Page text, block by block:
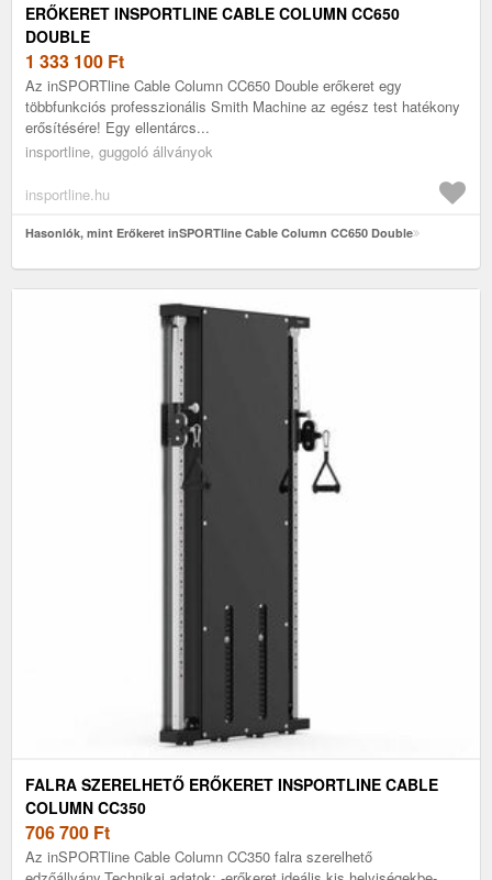
ERŐKERET INSPORTLINE CABLE COLUMN CC650
DOUBLE
1 333 100 Ft
Az inSPORTline Cable Column CC650 Double erőkeret egy
többfunkciós professzionális Smith Machine az egész test hatékony
erősítésére! Egy ellentárcs...
insportline, guggoló állványok
insportline.hu
Hasonlók, mint Erőkeret inSPORTline Cable Column CC650 Double
FALRA SZERELHETŐ ERŐKERET INSPORTLINE CABLE
COLUMN CC350
706 700 Ft
Az inSPORTline Cable Column CC350 falra szerelhető